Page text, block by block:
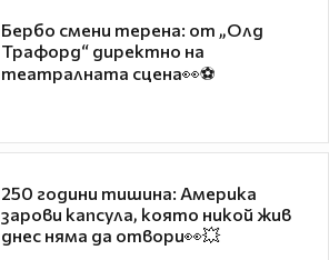
Бербо смени терена: от „Олд
Трафорд“ директно на
театралната сцена👀⚽
250 години тишина: Америка
зарови капсула, която никой жив
днес няма да отвори👀💥